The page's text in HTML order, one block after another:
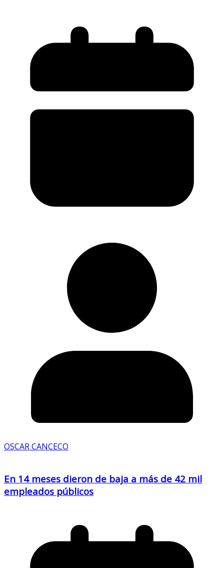
OSCAR CANCECO
En 14 meses dieron de baja a más de 42 mil
empleados públicos